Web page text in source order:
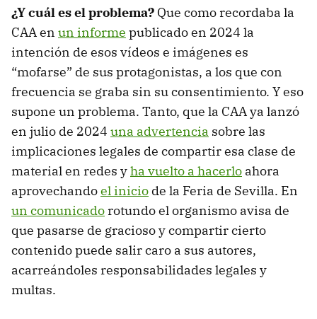
¿Y cuál es el problema? Que como recordaba la
CAA en un informe publicado en 2024 la
intención de esos vídeos e imágenes es
“mofarse” de sus protagonistas, a los que con
frecuencia se graba sin su consentimiento. Y eso
supone un problema. Tanto, que la CAA ya lanzó
en julio de 2024 una advertencia sobre las
implicaciones legales de compartir esa clase de
material en redes yha vuelto a hacerlo ahora
aprovechandoel inicio de la Feria de Sevilla. En
un comunicado rotundo el organismo avisa de
que pasarse de gracioso y compartir cierto
contenido puede salir caro a sus autores,
acarreándoles responsabilidades legales y
multas.